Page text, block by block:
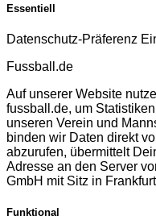
Essentiell
Datenschutz-Präferenz
Fussball.de
Auf unserer Website
fussball.de, um
unseren Verein und
binden wir Daten direkt
abzurufen, übermittelt
Adresse an den Server
GmbH mit Sitz in
Funktional